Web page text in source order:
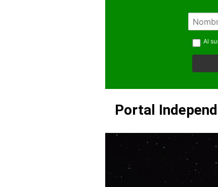
N
m
b
e
Al
Portal